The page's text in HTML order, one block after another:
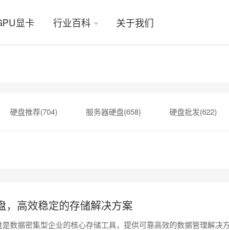
显卡 行业百科 关于我们
硬盘推荐(704) 服务器硬盘(658) 硬盘批发(622)
，高效稳定的存储解决方案
数据密集型企业的核心存储工具，提供可靠高效的数据管理解决